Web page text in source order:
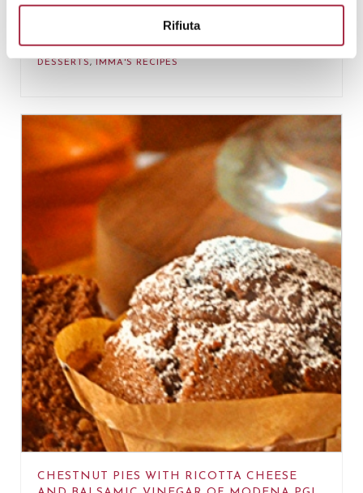
Rifiuta
PERSIMMON CRUMBLE WITH COCOA AND
DESSERTS, IMMA'S RECIPES
CHESTNUT PIES WITH RICOTTA CHEESE